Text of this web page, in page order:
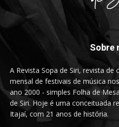
Sobre
A Revista Sopa de Siri, revista de
mensal de festivais de música
ano 2000 - simples Folha de
de Siri. Hoje é uma conceituada
Itajaí, com 21 anos de história.